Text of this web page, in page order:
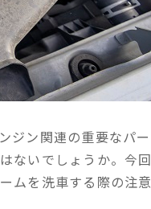
ジン関連の重要なパー
ないでしょうか。今回
ムを洗車する際の注意